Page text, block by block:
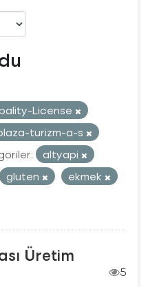
License
turizm-a-s
altyapi
gluten
ekmek
Üretim
5